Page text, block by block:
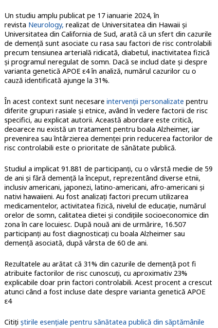
Un studiu amplu publicat pe 17 ianuarie 2024, în
revista Neurology, realizat de Universitatea din Hawaii și
Universitatea din California de Sud, arată că un sfert din cazurile
de demență sunt asociate cu rasa sau factori de risc controlabili
precum tensiunea arterială ridicată, diabetul, inactivitatea fizică
și programul neregulat de somn. Dacă se includ date și despre
varianta genetică APOE ε4 în analiză, numărul cazurilor cu o
cauză identificată ajunge la 31%.
În acest context sunt necesare intervenții personalizate pentru
diferite grupuri rasiale și etnice, având în vedere factorii de risc
specifici, au explicat autorii. Această abordare este critică,
deoarece nu există un tratament pentru boala Alzheimer, iar
prevenirea sau întârzierea demenței prin reducerea factorilor de
risc controlabili este o prioritate de sănătate publică.
Studiul a implicat 91.881 de participanți, cu o vârstă medie de 59
de ani și fără demență la început, reprezentând diverse etnii,
inclusiv americani, japonezi, latino-americani, afro-americani și
nativi hawaiieni. Au fost analizați factori precum utilizarea
medicamentelor, activitatea fizică, nivelul de educație, numărul
orelor de somn, calitatea dietei și condițiile socioeconomice din
zona în care locuiesc. După nouă ani de urmărire, 16.507
participanți au fost diagnosticați cu boala Alzheimer sau
demență asociată, după vârsta de 60 de ani.
Rezultatele au arătat că 31% din cazurile de demență pot fi
atribuite factorilor de risc cunoscuți, cu aproximativ 23%
explicabile doar prin factori controlabili. Acest procent a crescut
atunci când a fost incluse date despre varianta genetică APOE
ε4
Citiți știrile esențiale pentru sănătatea publică din săptămânile